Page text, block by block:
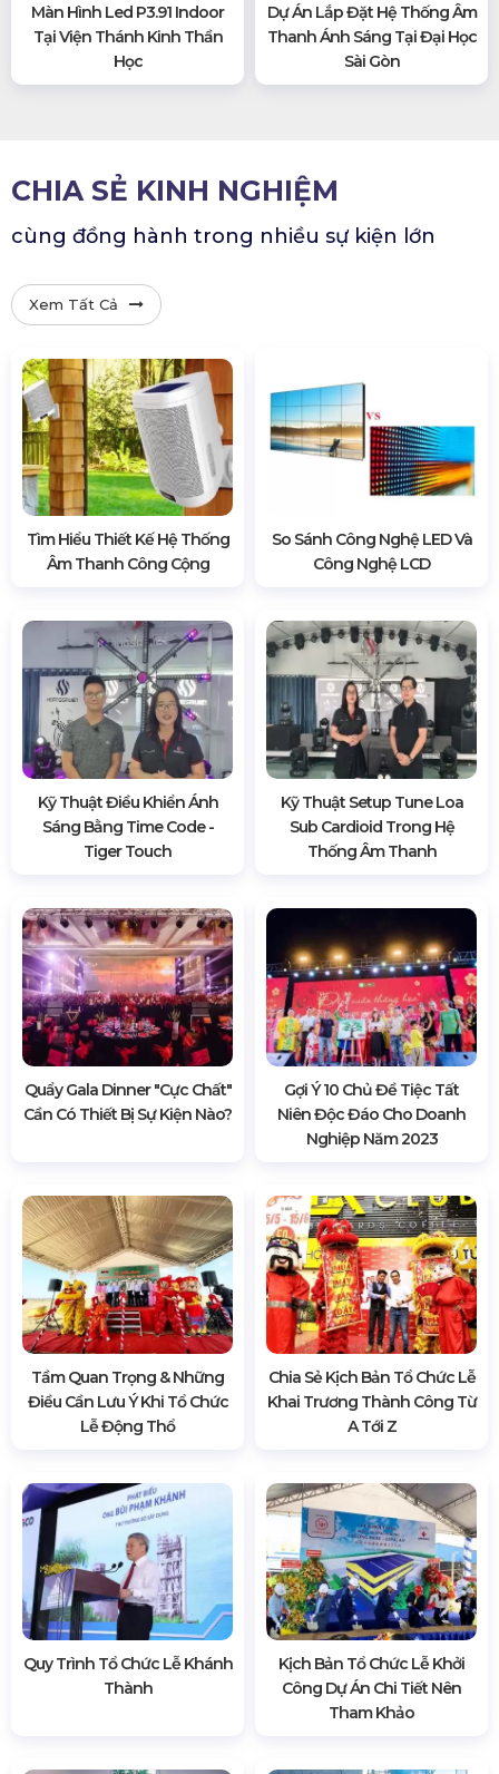
Màn Hình Led P3.91 Indoor
Tại Viện Thánh Kinh Thần
Học
Dự Án Lắp Đặt Hệ Thống Âm
Thanh Ánh Sáng Tại Đại Học
Sài Gòn
CHIA SẺ KINH NGHIỆM
cùng đồng hành trong nhiều sự kiện lớn
Xem Tất Cả
Tìm Hiểu Thiết Kế Hệ Thống
Âm Thanh Công Cộng
So Sánh Công Nghệ LED Và
Công Nghệ LCD
Kỹ Thuật Điều Khiển Ánh
Sáng Bằng Time Code -
Tiger Touch
Kỹ Thuật Setup Tune Loa
Sub Cardioid Trong Hệ
Thống Âm Thanh
Quẩy Gala Dinner "cực Chất"
Cần Có Thiết Bị Sự Kiện Nào?
Gợi Ý 10 Chủ Đề Tiệc Tất
Niên Độc Đáo Cho Doanh
Nghiệp Năm 2023
Tầm Quan Trọng & Những
Điều Cần Lưu Ý Khi Tổ Chức
Lễ Động Thổ
Chia Sẻ Kịch Bản Tổ Chức Lễ
Khai Trương Thành Công Từ
A Tới Z
Quy Trình Tổ Chức Lễ Khánh
Thành
Kịch Bản Tổ Chức Lễ Khởi
Công Dự Án Chi Tiết Nên
Tham Khảo